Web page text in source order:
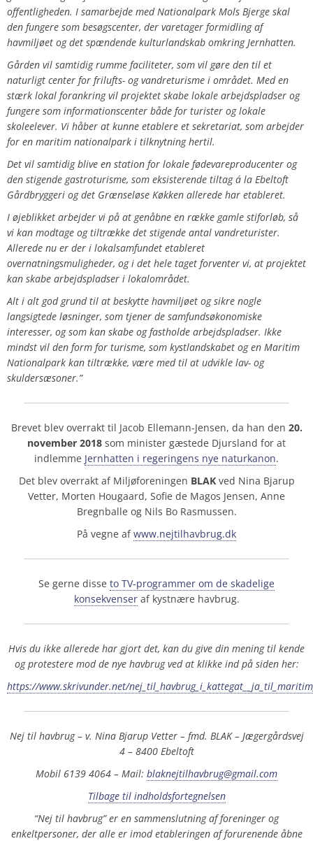
offentligheden. I samarbejde med Nationalpark Mols Bjerge skal
den fungere som besøgscenter, der varetager formidling af
havmiljøet og det spændende kulturlandskab omkring Jernhatten.
Gården vil samtidig rumme faciliteter, som vil gøre den til et
naturligt center for frilufts- og vandreturisme i området. Med en
stærk lokal forankring vil projektet skabe lokale arbejdspladser og
fungere som informationscenter både for turister og lokale
skoleelever. Vi håber at kunne etablere et sekretariat, som arbejder
for en maritim nationalpark i tilknytning hertil.
Det vil samtidig blive en station for lokale fødevareproducenter og
den stigende gastroturisme, som eksisterende tiltag á la Ebeltoft
Gårdbryggeri og det Grænseløse Køkken allerede har etableret.
I øjeblikket arbejder vi på at genåbne en række gamle stiforløb, så
vi kan modtage og tiltrække det stigende antal vandreturister.
Allerede nu er der i lokalsamfundet etableret
overnatningsmuligheder, og i det hele taget forventer vi, at projektet
kan skabe arbejdspladser i lokalområdet.
Alt i alt god grund til at beskytte havmiljøet og sikre nogle
langsigtede løsninger, som tjener de samfundsøkonomiske
interesser, og som kan skabe og fastholde arbejdspladser. Ikke
mindst vil den form for turisme, som kystlandskabet og en Maritim
Nationalpark kan tiltrække, være med til at udvikle lav- og
skuldersæsoner.”
Brevet blev overrakt til Jacob Ellemann-Jensen, da han den 20.
november 2018 som minister gæstede Djursland for at
indlemme Jernhatten i regeringens nye naturkanon.
Det blev overrakt af Miljøforeningen BLAKved Nina Bjarup
Vetter, Morten Hougaard, Sofie de Magos Jensen, Anne
Bregnballe og Nils Bo Rasmussen.
På vegne afwww.nejtilhavbrug.dk
Se gerne disse to TV-programmer om de skadelige
konsekvenseraf kystnære havbrug.
Hvis du ikke allerede har gjort det, kan du give din mening til kende
og protestere mod de nye havbrug ved at klikke ind på siden her:
https://www.skrivunder.net/
Nej til havbrug – v. Nina Bjarup Vetter – fmd. BLAK – Jægergårdsvej
4 – 8400 Ebeltoft
Mobil 6139 4064 – Mail: blaknejtilhavbrug@gmail.com
Tilbage til indholdsfortegnelsen
“Nej til havbrug” er en sammenslutning af foreninger og
enkeltpersoner, der alle er imod etableringen af forurenende åbne